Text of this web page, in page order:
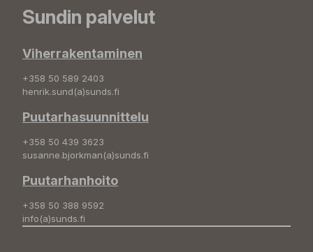
Sundin palvelut
Viherrakentaminen
+358 50 589 2403
henrik.sund(a)sunds.fi
Puutarhasuunnittelu
+358 50 439 3623
susanne.bjorkman(a)sunds.fi
Puutarhanhoito
+358 50 388 9592
info(a)sunds.fi